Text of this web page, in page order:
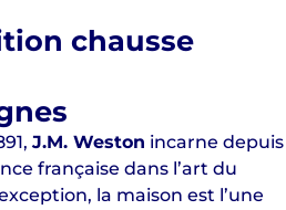
chausse
J.M. Weston incarne depuis
française dans l’art du
la maison est l’une